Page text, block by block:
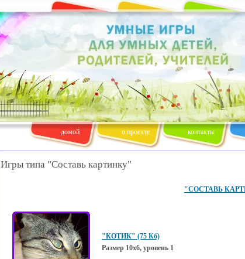
домой о проекте
контакты
Игры типа "Составь картинку"
"СОСТАВЬ
"КОТИК" (75 Кб)
Размер 10х6, уровень 1